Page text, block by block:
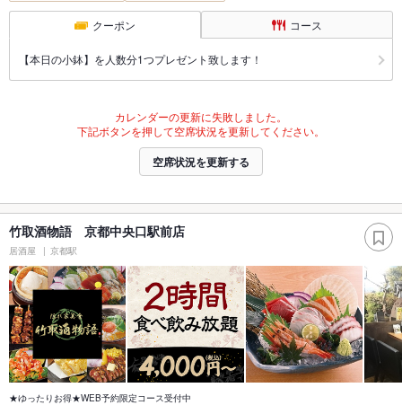
クーポン コース
【本日の小鉢】を人数分1つプレゼント致します！
カレンダーの更新に失敗しました。
下記ボタンを押して空席状況を更新してください。
空席状況を更新する
竹取酒物語 京都中央口駅前店
居酒屋 京都駅
★ゆったりお得★WEB予約限定コース受付中